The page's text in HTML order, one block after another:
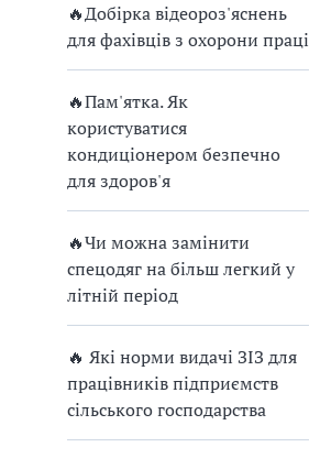
🔥Добірка відеороз'яснень
для фахівців з охорони праці
🔥Пам'ятка. Як
користуватися
кондиціонером безпечно
для здоров'я
🔥Чи можна замінити
спецодяг на більш легкий у
літній період
🔥 Які норми видачі ЗІЗ для
працівників підприємств
сільського господарства